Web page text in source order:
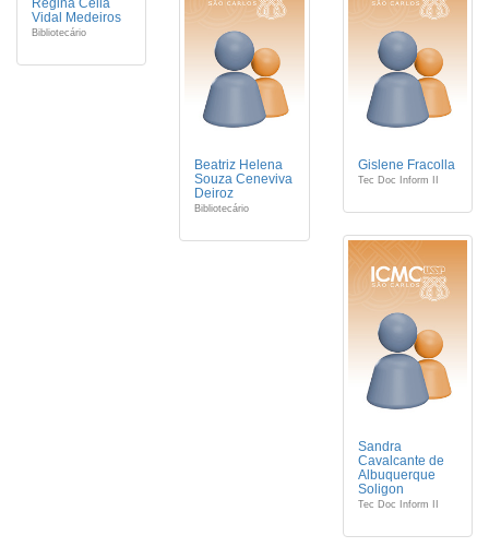
Regina Célia
Vidal Medeiros
Bibliotecário
Beatriz Helena
Souza Ceneviva
Deiroz
Bibliotecário
Gislene Fracolla
Tec Doc Inform II
Sandra
Cavalcante de
Albuquerque
Soligon
Tec Doc Inform II